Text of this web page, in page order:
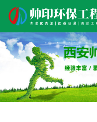
首页 清理工程 清淤工程